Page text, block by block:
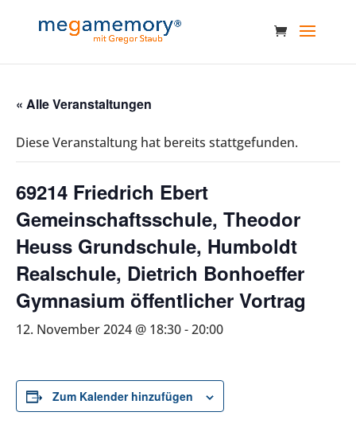
« Alle Veranstaltungen
Diese Veranstaltung hat bereits stattgefunden.
69214 Friedrich Ebert
Gemeinschaftsschule, Theodor
Heuss Grundschule, Humboldt
Realschule, Dietrich Bonhoeffer
Gymnasium öffentlicher Vortrag
12. November 2024 @ 18:30-20:00
Zum Kalender hinzufügen